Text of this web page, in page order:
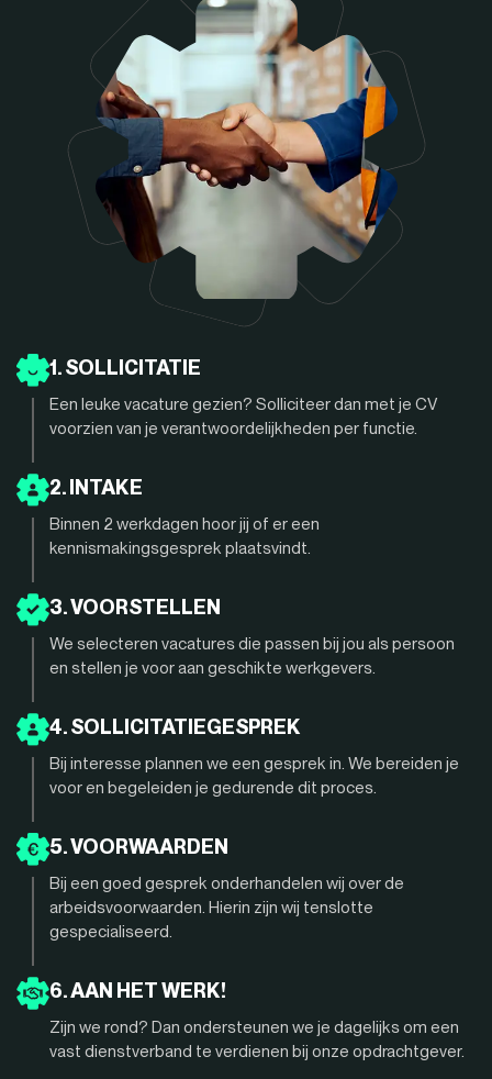
1. SOLLICITATIE
Een leuke vacature gezien? Solliciteer dan met je CV
voorzien van je verantwoordelijkheden per functie.
2. INTAKE
Binnen 2 werkdagen hoor jij of er een
kennismakingsgesprek plaatsvindt.
3. VOORSTELLEN
We selecteren vacatures die passen bij jou als persoon
en stellen je voor aan geschikte werkgevers.
4. SOLLICITATIEGESPREK
Bij interesse plannen we een gesprek in. We bereiden je
voor en begeleiden je gedurende dit proces.
5. VOORWAARDEN
Bij een goed gesprek onderhandelen wij over de
arbeidsvoorwaarden. Hierin zijn wij tenslotte
gespecialiseerd.
6. AAN HET WERK!
Zijn we rond? Dan ondersteunen we je dagelijks om een
vast dienstverband te verdienen bij onze opdrachtgever.